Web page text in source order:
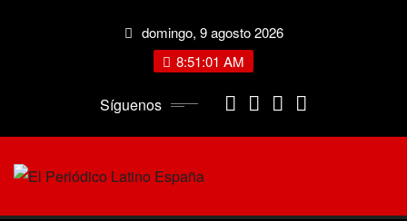
domingo, 9 agosto 2026
8:51:02 AM
Síguenos